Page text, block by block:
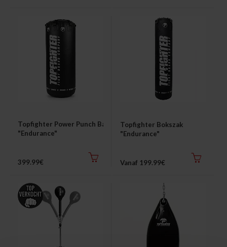
Topfighter Power Punch Bag
"Endurance"
399.99€
Topfighter Bokszak
"Endurance"
Vanaf 199.99€